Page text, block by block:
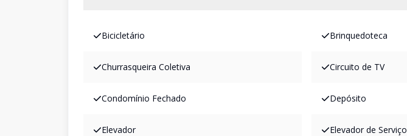
Bicicletário Brinquedoteca
Churrasqueira Coletiva Circuito de TV
Condomínio Fechado Depósito
Elevador Elevador de Serviço